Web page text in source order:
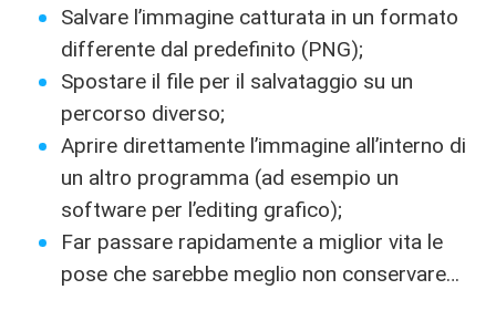
Salvare l’immagine catturata in un formato
differente dal predefinito (PNG);
Spostare il file per il salvataggio su un
percorso diverso;
Aprire direttamente l’immagine all’interno di
un altro programma (ad esempio un
software per l’editing grafico);
Far passare rapidamente a miglior vita le
pose che sarebbe meglio non conservare…